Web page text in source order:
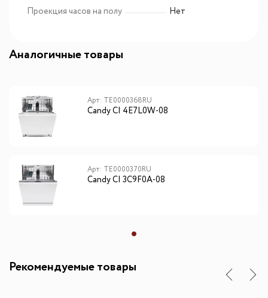
Проекция часов на полу
Нет
Аналогичные товары
Арт: TE0000368RU
Candy CI 4E7L0W-08
Арт: TE0000370RU
Candy CI 3C9F0A-08
Рекомендуемые товары